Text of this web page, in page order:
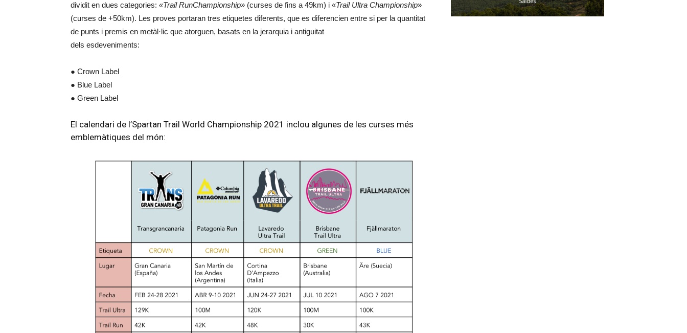
dividit en dues categories: «Trail RunChampionship» (curses de fins a 49km) i «Trail Ultra Championship»
(curses de +50km). Les proves portaran tres etiquetes diferents, que es diferencien entre si per la quantitat
de punts i premis en metàl·lic que atorguen, basats en la jerarquia i antiguitat
dels esdeveniments:
● Crown Label
● Blue Label
● Green Label
El calendari de l’Spartan Trail World Championship 2021 inclou algunes de les curses més
emblemàtiques del món: